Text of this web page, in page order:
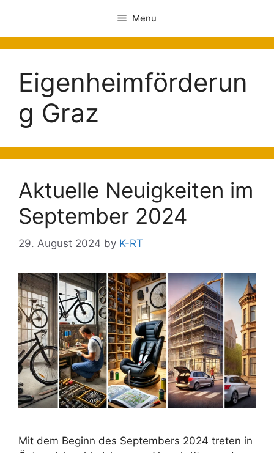
Menu
Eigenheimförderun
g Graz
Aktuelle Neuigkeiten im
September 2024
29. August 2024 by K-RT
Mit dem Beginn des Septembers 2024 treten in